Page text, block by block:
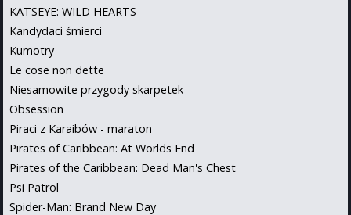
KATSEYE: WILD HEARTS
Kandydaci śmierci
Kumotry
Le cose non dette
Niesamowite przygody skarpetek
Obsession
Piraci z Karaibów - maraton
Pirates of Caribbean: At Worlds End
Pirates of the Caribbean: Dead Man's Chest
Psi Patrol
Spider-Man: Brand New Day